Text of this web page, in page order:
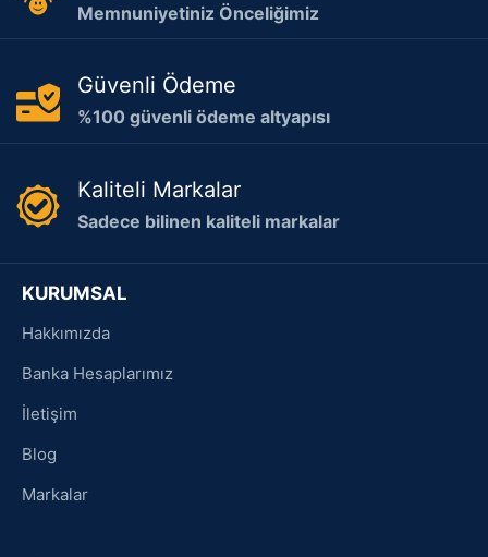
Memnuniyetiniz Önceliğimiz
Güvenli Ödeme
%100 güvenli ödeme altyapısı
Kaliteli Markalar
Sadece bilinen kaliteli markalar
KURUMSAL
Hakkımızda
Banka Hesaplarımız
İletişim
Blog
Markalar